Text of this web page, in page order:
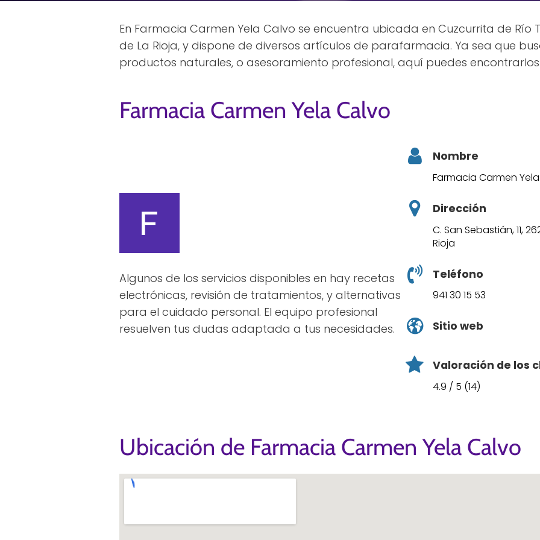
En Farmacia Carmen Yela Calvo se encuentra ubicada en Cuzcurrita de Río
de La Rioja, y dispone de diversos artículos de parafarmacia. Ya sea que
productos naturales, o asesoramiento profesional, aquí puedes encontrarlos.
Farmacia Carmen Yela Calvo
Algunos de los servicios disponibles en hay recetas
electrónicas, revisión de tratamientos, y alternativas
para el cuidado personal. El equipo profesional
resuelven tus dudas adaptada a tus necesidades.
Nombre
Farmacia Carmen
Dirección
C. San Sebastián, 11,
Rioja
Teléfono
941 30 15 53
Sitio web
Valoración de los
4.9 / 5 (14)
Ubicación de Farmacia Carmen Yela Calvo